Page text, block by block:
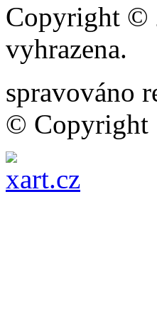
Copyright ©
vyhrazena.
spravováno
© Copyright